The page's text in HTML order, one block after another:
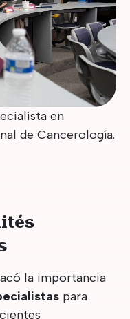
en
de Cancerología.
la importancia
para